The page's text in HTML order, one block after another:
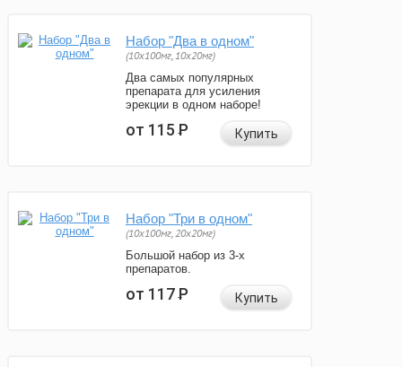
Набор "Два в одном"
(10x100мг, 10x20мг)
Два самых популярных
препарата для усиления
эрекции в одном наборе!
от 115Р Купить
Набор "Три в одном"
(10x100мг, 20x20мг)
Большой набор из 3-х
препаратов.
от 117Р Купить